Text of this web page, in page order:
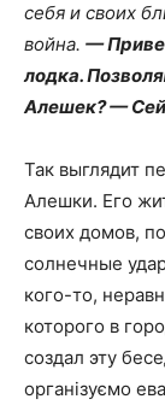
себя и своих
война. —
лодка.
Алешек? —
Так выглядит
Алешки. Его
своих домов,
солнечные
кого-то,
которого в
создал эту
організуємо